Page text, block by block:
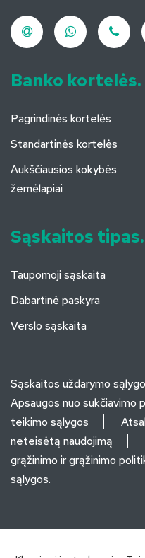
Banko kortelės.
Pagrindinės kortelės
Standartinės kortelės
Aukščiausios kokybės
žemėlapiai
Sąskaitos tipas.
Taupomoji sąskaita
Dabartinė paskyra
Verslo sąskaita
Sąskaitos uždarymo
Apsaugos nuo sukčiavimo
teikimo sąlygos
neteisėtą naudojimą
grąžinimo ir grąžinimo
sąlygos.